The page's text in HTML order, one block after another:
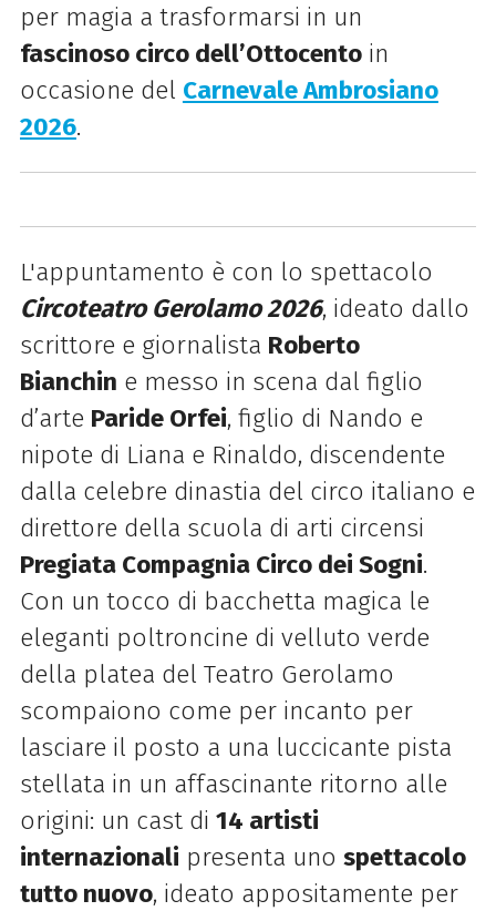
per magia a trasformarsi in un
fascinoso circo dell’Ottocentoin
occasione del Carnevale Ambrosiano
2026.
L'appuntamento è con lo spettacolo
Circoteatro Gerolamo 2026, ideato dallo
scrittore e giornalista Roberto
Bianchin e messo in scena dal figlio
d’arte Paride Orfei, figlio di Nando e
nipote di Liana e Rinaldo, discendente
dalla celebre dinastia del circo italiano e
direttore della scuola di arti circensi
Pregiata Compagnia Circo dei Sogni.
Con un tocco di bacchetta magica le
eleganti poltroncine di velluto verde
della platea del Teatro Gerolamo
scompaiono come per incanto per
lasciare il posto a una luccicante pista
stellata in un affascinante ritorno alle
origini: un cast di 14 artisti
internazionali presenta uno spettacolo
tutto nuovo, ideato appositamente per